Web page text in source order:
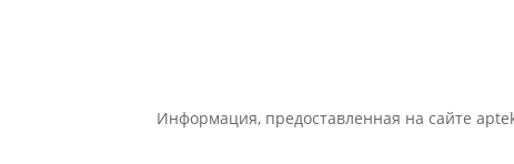
Информация, предоставленная на сайте